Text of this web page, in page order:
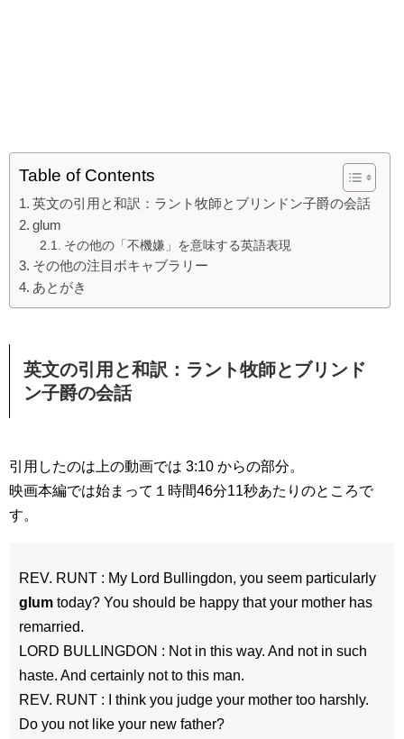
Table of Contents
英文の引用と和訳：ラント牧師とブリンドン子爵の会話
glum
その他の「不機嫌」を意味する英語表現
その他の注目ボキャブラリー
あとがき
英文の引用と和訳：ラント牧師とブリンド
ン子爵の会話
引用したのは上の動画では 3:10 からの部分。
映画本編では始まって１時間46分11秒あたりのところで
す。
REV. RUNT : My Lord Bullingdon, you seem particularly
glum today? You should be happy that your mother has
remarried.
LORD BULLINGDON : Not in this way. And not in such
haste. And certainly not to this man.
REV. RUNT : I think you judge your mother too harshly.
Do you not like your new father?